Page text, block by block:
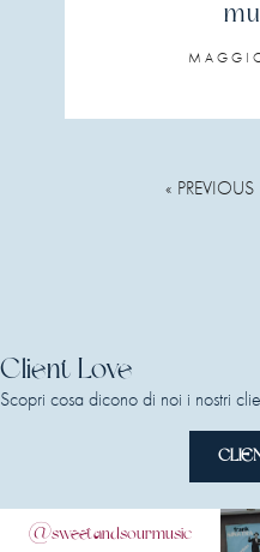
« PREVIOUS
Client Love
Scopri cosa dicono di noi i nostri
@sweetandsourmusic